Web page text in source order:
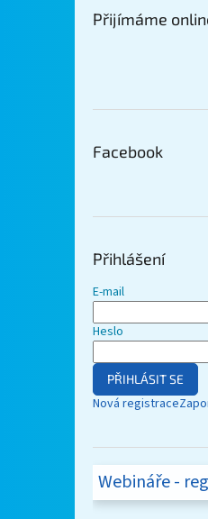
Přijímáme
Facebook
Přihlášení
E-mail
Heslo
PŘIHLÁSIT SE
Nová registrace
Webináře -